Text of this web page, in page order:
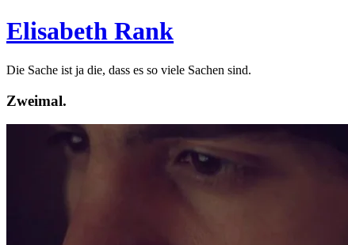
Elisabeth Rank
Die Sache ist ja die, dass es so viele Sachen sind.
Zweimal.